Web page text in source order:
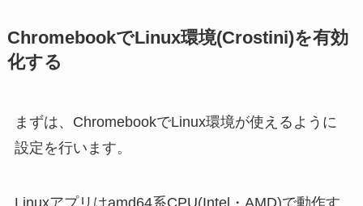
ChromebookでLinux環境(Crostini)を有効
化する
まずは、ChromebookでLinux環境が使えるように
設定を行います。